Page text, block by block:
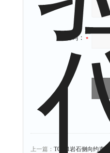
验证码：
上一篇： TCY-1岩石侧向约束